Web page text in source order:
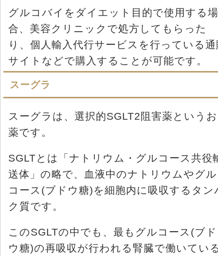
グルコバイをダイエット目的で使用する場
合、美容クリニックで処方してもらった
り、個人輸入代行サービスを行っている通
サイトなどで購入することが可能です。
スーグラ
スーグラは、選択的SGLT2阻害薬というお
薬です。
SGLTとは「ナトリウム・グルコース共役
送体」の略で、血液中のナトリウムやグル
コース(ブドウ糖)を細胞内に吸収するタン
ク質です。
このSGLTの中でも、最もグルコース(ブド
ウ糖)の再吸収が行われる腎臓で働いてい